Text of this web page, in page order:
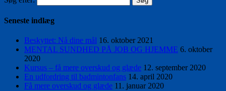
Seneste indlæg
Beskyttet: Nå dine mål 16. oktober 2021
MENTAL SUNDHED PÅ JOB OG HJEMME 6. oktober
2020
Kursus – få mere overskud og glæde 12. september 2020
En udfordring til badmintonfans 14. april 2020
Få mere overskud og glæde 11. januar 2020